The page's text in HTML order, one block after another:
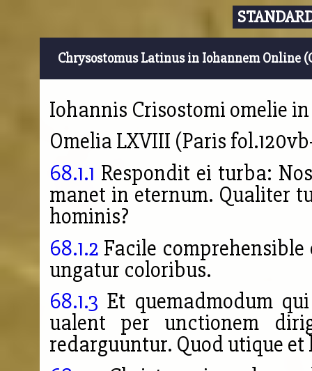
Chrysostomus Latinus in Iohannem Online
Iohannis Crisostomi omelie
Omelia LXVIII (Paris
68.1.1 Respondit ei turba:
manet in eternum. Qualiter
hominis?
68.1.2 Facile
ungatur coloribus.
68.1.3 Et quemadmodum
ualent per unctionem
redarguuntur. Quod utique